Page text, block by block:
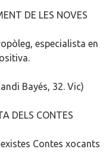
DE LES NOVES
especialista en
Bayés, 32. Vic)
DELS CONTES
Contes xocants